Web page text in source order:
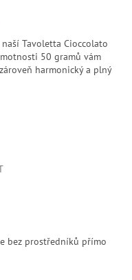
Tavoletta Cioccolato
50 gramů vám
harmonický a plný
bez prostředníků přímo